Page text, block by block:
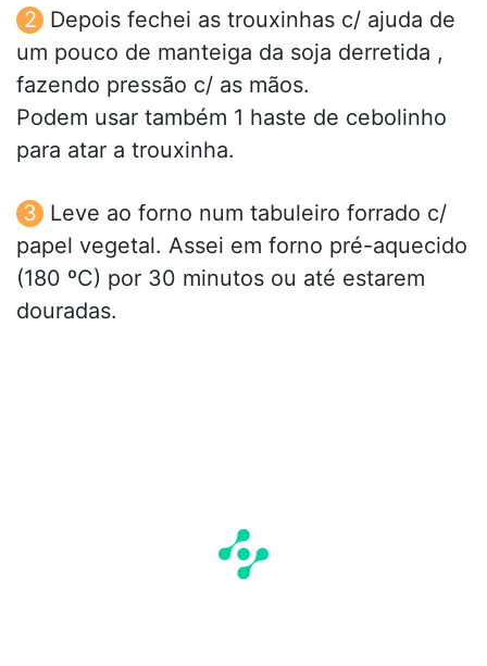
Depois fechei as trouxinhas c/ ajuda de
um pouco de manteiga da soja derretida ,
fazendo pressão c/ as mãos.
Podem usar também 1 haste de cebolinho
para atar a trouxinha.
Leve ao forno num tabuleiro forrado c/
papel vegetal. Assei em forno pré-aquecido
(180 ºC) por 30 minutos ou até estarem
douradas.